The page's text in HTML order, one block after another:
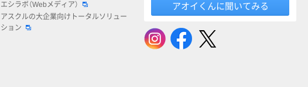
エシラボ（Webメディア）
アスクルの大企業向けトータルソリュー
ション
アオイくんに聞いてみる